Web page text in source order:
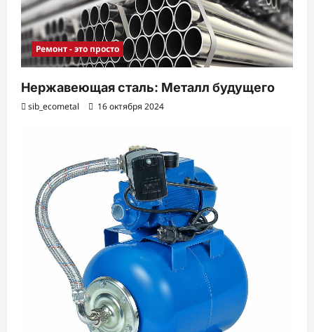
Ремонт - это просто
Нержавеющая сталь: Металл будущего
sib_ecometal 16 октября 2024